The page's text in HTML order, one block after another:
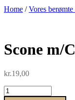
Home /Vores berømte
Scone m/
kr.19,00
Scone
m/Chokolade